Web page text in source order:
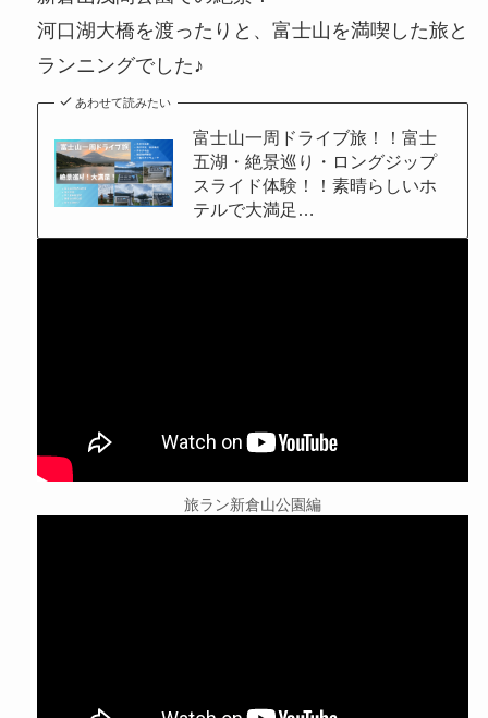
河口湖大橋を渡ったりと、富士山を満喫した旅と
ランニングでした♪
あわせて読みたい
富士山一周ドライブ旅！！富士
五湖・絶景巡り・ロングジップ
スライド体験！！素晴らしいホ
テルで大満足…
旅ラン新倉山公園編